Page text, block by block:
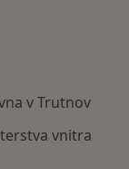
v Trutnov
vnitra